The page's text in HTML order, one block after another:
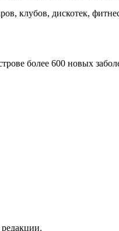
клубов, дискотек,
более 600 новых